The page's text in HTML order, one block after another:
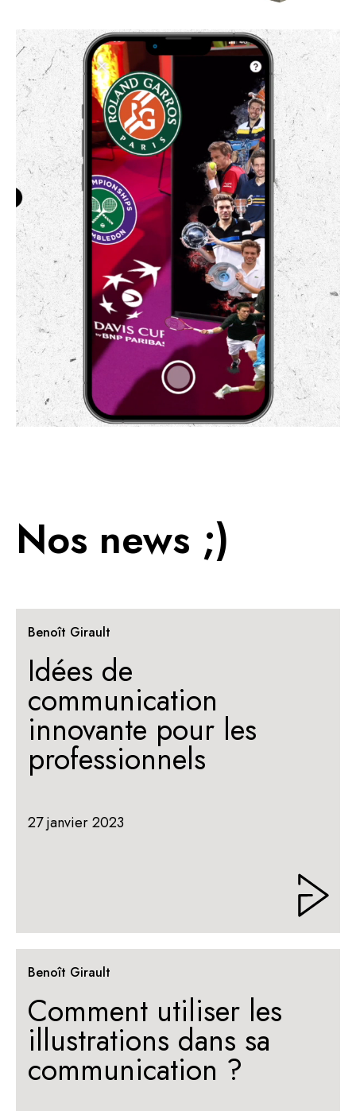
Benoît Girault
Idées de
communication
innovante pour les
professionnels
27 janvier 2023
Benoît Girault
Comment utiliser les
illustrations dans sa
communication ?
Nos news ;)